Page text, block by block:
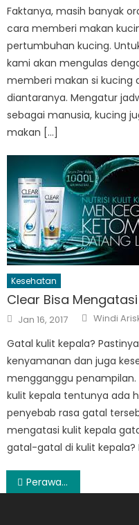
Faktanya, masih banyak
cara memberi makan
pertumbuhan kucing.
kami akan mengulas
memberi makan si kucing
diantaranya. Mengatur
sebagai manusia, kucing
makan […]
Kesehatan
Clear Bisa
Posted
on
Jan 16, 2017 Author
Windi
Gatal kulit kepala?
kenyamanan dan juga
mengganggu
kulit kepala tentunya ada
penyebab rasa gatal
mengatasi kulit kepala
gatal-gatal di kulit kepala?
Post
Perawatan Kulit Dengan Cream Sari